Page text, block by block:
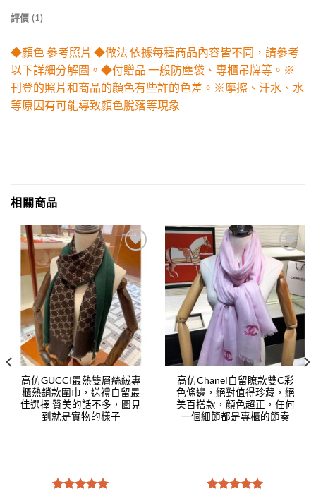
評價 (1)
◆顏色 參考照片 ◆做法 依據每種商品內容皆不同，請參考
以下詳細分解圖。◆付贈品 一般防塵袋、專櫃吊牌等。※
刊登的照片和商品的顏色有些許的色差。※摩擦、汗水、水
等原因有可能導致顏色脫落等現象
相關商品
Add to
wishlist
高仿GUCCI最熱雙層絲絨專
櫃熱銷款圍巾，送禮自留最
佳選擇 贊美的話不多，圖見
到就是實物的樣子
Add to
wishlist
高仿Chanel自留瞭款雙C彩
色條邊，絕對值得珍藏，絕
美百搭款，顏色超正，任何
一個細節都是專櫃的節奏